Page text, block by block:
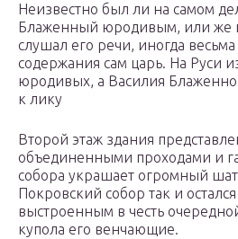
Неизвестно был ли на самом
Блаженный юродивым, или же
слушал его речи, иногда
содержания сам царь. На Руси
юродивых, а Василия
к лику
Второй этаж здания
объединенными проходами и
собора украшает огромный
Покровский собор так и
выстроенным в честь
купола его венчающие.